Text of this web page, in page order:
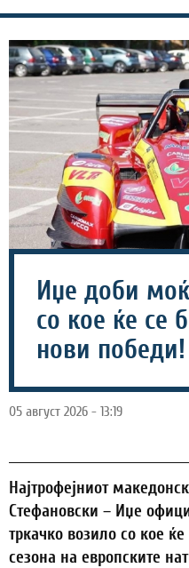
Иџе доби
со кое ќе се
нови
05 август 2026 - 13:19
Најтрофејниот
Стефановски – Иџе
тркачко возило со кое ќе
сезона на европските